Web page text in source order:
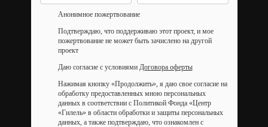
Анонимное пожертвование
Подтверждаю, что поддерживаю этот проект, и мое
пожертвование не может быть зачислено на другой
проект
Даю согласие с условиями Договора оферты
Нажимая кнопку «Продолжить», я даю свое согласие на
обработку предоставленных мною персональных
данных в соответствии с Политикой Фонда «Центр
«Гилель» в области обработки и защиты персональных
данных, а также подтверждаю, что ознакомлен с